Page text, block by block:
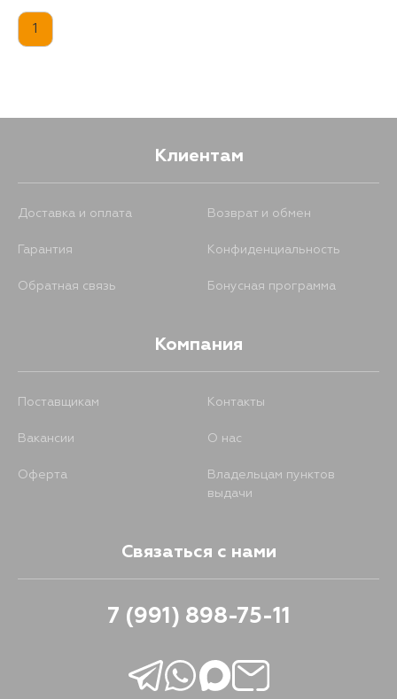
1
Клиентам
Доставка и оплата Возврат и обмен
Гарантия Конфиденциальность
Обратная связь Бонусная программа
Компания
Поставщикам Контакты
Вакансии О нас
Оферта
Владельцам пунктов
выдачи
Связаться с нами
7 (991) 898-75-11